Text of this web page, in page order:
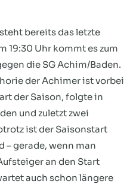
bereits das letzte
19:30 Uhr kommt es zum
die SG Achim/Baden.
der Achimer ist vorbei
der Saison, folgte in
und zuletzt zwei
ist der Saisonstart
– gerade, wenn man
an den Start
auch schon längere